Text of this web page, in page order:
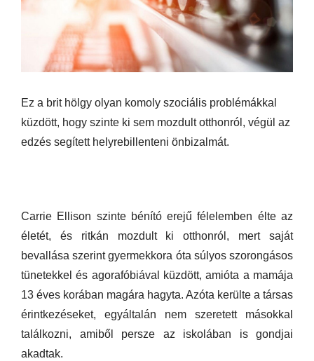
Ez a brit hölgy olyan komoly szociális problémákkal
küzdött, hogy szinte ki sem mozdult otthonról, végül az
edzés segített helyrebillenteni önbizalmát.
Carrie Ellison szinte bénító erejű félelemben élte az
életét, és ritkán mozdult ki otthonról, mert saját
bevallása szerint gyermekkora óta súlyos szorongásos
tünetekkel és agorafóbiával küzdött, amióta a mamája
13 éves korában magára hagyta. Azóta kerülte a társas
érintkezéseket, egyáltalán nem szeretett másokkal
találkozni, amiből persze az iskolában is gondjai
akadtak.